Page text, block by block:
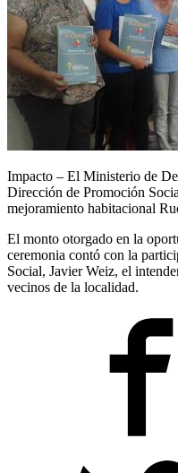
Impacto – El Ministerio de
Dirección de Promoción
mejoramiento habitacional
El monto otorgado en la
ceremonia contó con la
Social, Javier Weiz, el
vecinos de la localidad.